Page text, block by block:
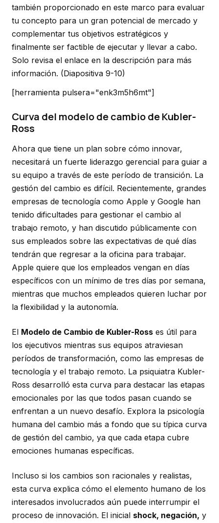
también proporcionado en este marco para evaluar
tu concepto para un gran potencial de mercado y
complementar tus objetivos estratégicos y
finalmente ser factible de ejecutar y llevar a cabo.
Solo revisa el enlace en la descripción para más
información. (Diapositiva 9-10)
[herramienta pulsera="enk3m5h6mt"]
Curva del modelo de cambio de Kubler-
Ross
Ahora que tiene un plan sobre cómo innovar,
necesitará un fuerte liderazgo gerencial para guiar a
su equipo a través de este período de transición. La
gestión del cambio es difícil. Recientemente, grandes
empresas de tecnología como Apple y Google han
tenido dificultades para gestionar el cambio al
trabajo remoto, y han discutido públicamente con
sus empleados sobre las expectativas de qué días
tendrán que regresar a la oficina para trabajar.
Apple quiere que los empleados vengan en días
específicos con un mínimo de tres días por semana,
mientras que muchos empleados quieren luchar por
la flexibilidad y la autonomía.
El Modelo de Cambio de Kubler-Ross es útil para
los ejecutivos mientras sus equipos atraviesan
períodos de transformación, como las empresas de
tecnología y el trabajo remoto. La psiquiatra Kubler-
Ross desarrolló esta curva para destacar las etapas
emocionales por las que todos pasan cuando se
enfrentan a un nuevo desafío. Explora la psicología
humana del cambio más a fondo que su típica curva
de gestión del cambio, ya que cada etapa cubre
emociones humanas específicas.
Incluso si los cambios son racionales y realistas,
esta curva explica cómo el elemento humano de los
interesados involucrados aún puede interrumpir el
proceso de innovación. El inicial shock, negación, y